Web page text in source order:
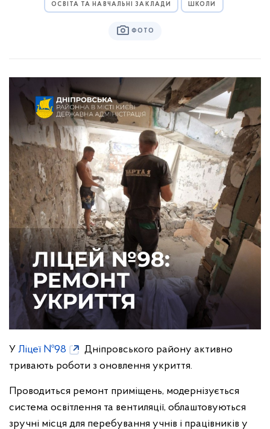
ОСВІТА ТА НАВЧАЛЬНІ ЗАКЛАДИ ШКОЛИ
ФОТО
У Ліцеї №98
Дніпровського району активно
тривають роботи з оновлення укриття.
Проводиться ремонт приміщень, модернізується
система освітлення та вентиляції, облаштовуються
зручні місця для перебування учнів і працівників у